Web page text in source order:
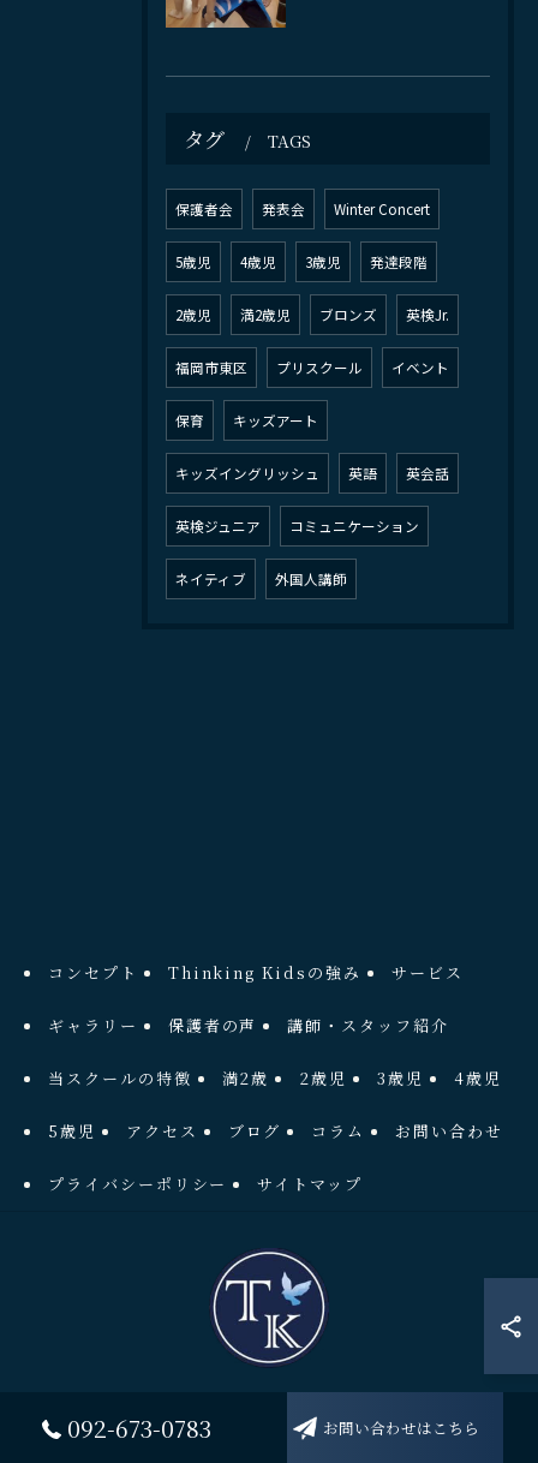
タグ TAGS
保護者会 発表会 Winter Concert
5歳児 4歳児 3歳児 発達段階
2歳児 満2歳児 ブロンズ 英検Jr.
福岡市東区 プリスクール イベント
保育 キッズアート
キッズイングリッシュ 英語 英会話
英検ジュニア コミュニケーション
ネイティブ 外国人講師
092-673-0783 お問い合わせはこちら
コンセプト Thinking Kidsの強み サービス
ギャラリー 保護者の声 講師・スタッフ紹介
当スクールの特徴 満2歳 2歳児 3歳児 4歳児
5歳児 アクセス ブログ コラム お問い合わせ
プライバシーポリシー サイトマップ
© 2026 福岡県福岡市東区アイランドシティのプリスクールならThinkingKids
International School ALL RIGHTS RESERVED.